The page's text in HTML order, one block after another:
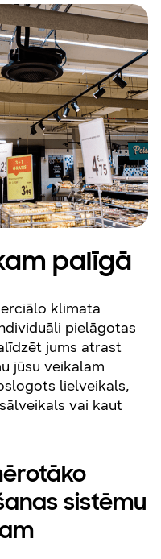
palīgā
klimata
pielāgotas
jums atrast
jūsu veikalam
lielveikals,
vai kaut
sistēmu